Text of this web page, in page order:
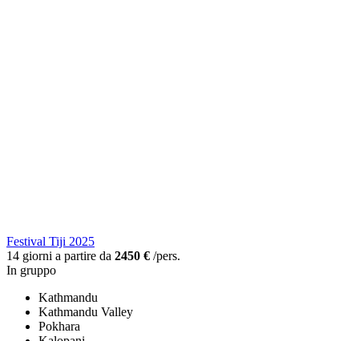
Festival Tiji 2025
14 giorni a partire da 2450 € /pers.
In gruppo
Kathmandu
Kathmandu Valley
Pokhara